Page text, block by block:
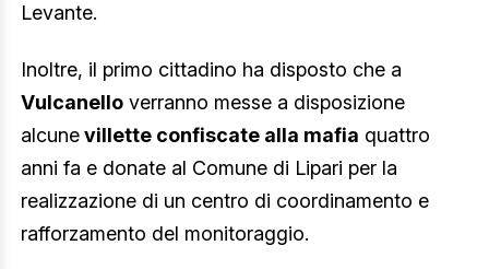
Levante.
Inoltre, il primo cittadino ha disposto che a
Vulcanello verranno messe a disposizione
alcunevillette confiscate alla mafia quattro
anni fa e donate al Comune di Lipari per la
realizzazione di un centro di coordinamento e
rafforzamento del monitoraggio.